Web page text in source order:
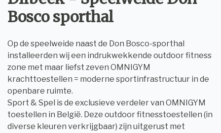
Bosco sporthal
Op de speelweide naast de Don Bosco-sporthal
installeerden wij een indrukwekkende outdoor fitness
zone met maar liefst zeven OMNIGYM
krachttoestellen = moderne sportinfrastructuur in de
openbare ruimte.
Sport & Spel is de exclusieve verdeler van OMNIGYM
toestellen in België. Deze outdoor fitnesstoestellen (in
diverse kleuren verkrijgbaar) zijn uitgerust met